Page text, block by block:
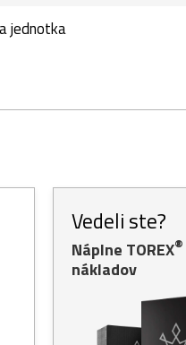
jednotka
Vedeli ste?
Náplne TOREX®
nákladov